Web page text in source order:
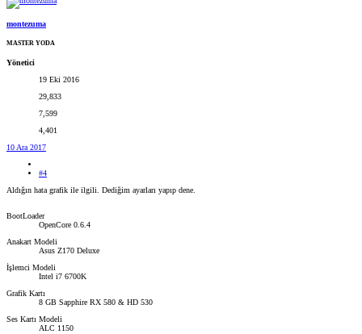
montezuma
MASTER YODA
Yönetici
19 Eki 2016
29,833
7,599
4,401
10 Ara 2017
#4
Aldığın hata grafik ile ilgili. Dediğim ayarları yapıp dene.
BootLoader
OpenCore 0.6.4
Anakart Modeli
Asus Z170 Deluxe
İşlemci Modeli
Intel i7 6700K
Grafik Kartı
8 GB Sapphire RX 580 & HD 530
Ses Kartı Modeli
ALC 1150